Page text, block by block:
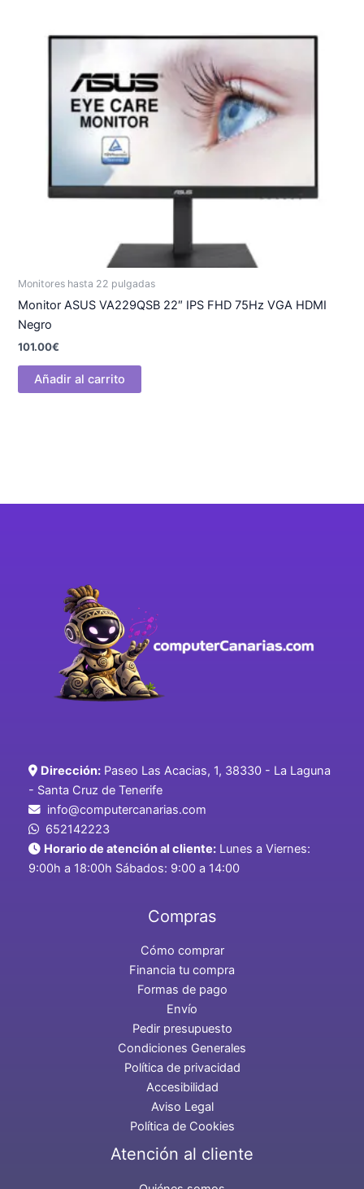
Monitores hasta 22 pulgadas
Monitor ASUS VA229QSB 22″ IPS FHD 75Hz VGA HDMI
Negro
101.00€
Añadir al carrito
Dirección: Paseo Las Acacias, 1, 38330 - La Laguna
- Santa Cruz de Tenerife
info@computercanarias.com
652142223
Horario de atención al cliente: Lunes a Viernes:
9:00h a 18:00h Sábados: 9:00 a 14:00
Compras
Cómo comprar
Financia tu compra
Formas de pago
Envío
Pedir presupuesto
Condiciones Generales
Política de privacidad
Accesibilidad
Aviso Legal
Política de Cookies
Atención al cliente